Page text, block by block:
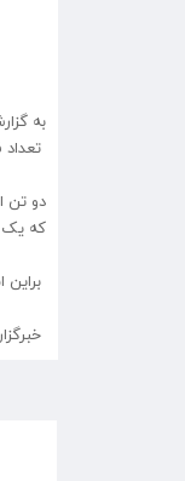
به
دو تن
که یک
براین
خبرگزاری